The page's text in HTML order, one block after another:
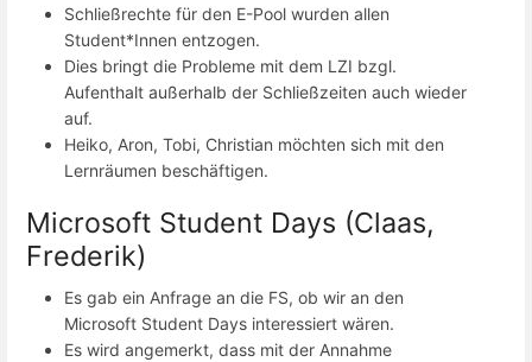
Schließrechte für den E-Pool wurden allen
Student*Innen entzogen.
Dies bringt die Probleme mit dem LZI bzgl.
Aufenthalt außerhalb der Schließzeiten auch wieder
auf.
Heiko, Aron, Tobi, Christian möchten sich mit den
Lernräumen beschäftigen.
Microsoft Student Days (Claas,
Frederik)
Es gab ein Anfrage an die FS, ob wir an den
Microsoft Student Days interessiert wären.
Es wird angemerkt, dass mit der Annahme